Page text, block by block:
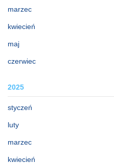
marzec
kwiecień
maj
czerwiec
2025
styczeń
luty
marzec
kwiecień